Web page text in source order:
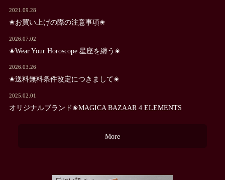
2021.09.28
✬お買い上げの際の注意事項✬
2026.07.02
✬Wear Your Horoscope 星座を纏う✬
2026.03.26
✬送料無料条件改定につきまして✬
2025.02.01
オリジナルブランド✬MAGICA BAZAAR 4 ELEMENTS
More